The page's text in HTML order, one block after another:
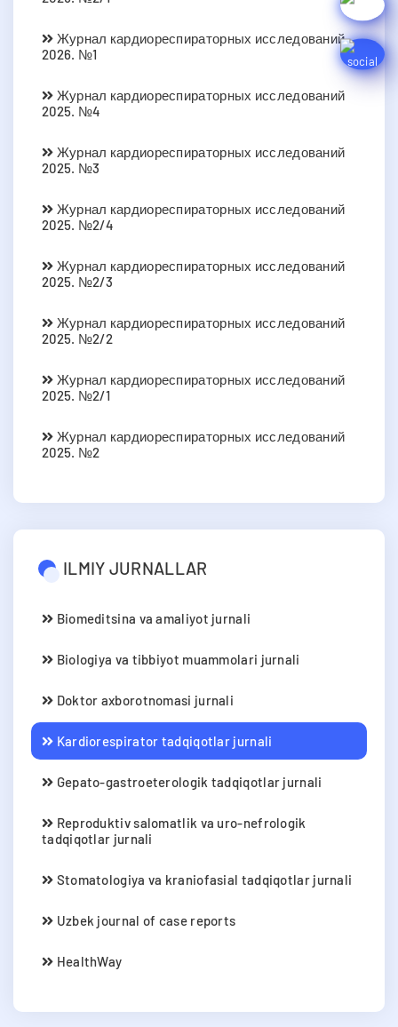
Журнал кардиореспираторных исследований
2026. №1
Журнал кардиореспираторных исследований
2025. №4
Журнал кардиореспираторных исследований
2025. №3
Журнал кардиореспираторных исследований
2025. №2/4
Журнал кардиореспираторных исследований
2025. №2/3
Журнал кардиореспираторных исследований
2025. №2/2
Журнал кардиореспираторных исследований
2025. №2/1
Журнал кардиореспираторных исследований
2025. №2
ILMIY JURNALLAR
Biomeditsina va amaliyot jurnali
Biologiya va tibbiyot muammolari jurnali
Doktor axborotnomasi jurnali
Kardiorespirator tadqiqotlar jurnali
Gepato-gastroeterologik tadqiqotlar jurnali
Reproduktiv salomatlik va uro-nefrologik
tadqiqotlar jurnali
Stomatologiya va kraniofasial tadqiqotlar jurnali
Uzbek journal of case reports
HealthWay